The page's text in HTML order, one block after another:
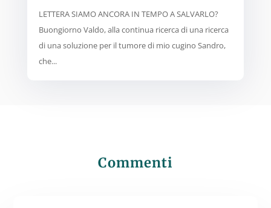
LETTERA SIAMO ANCORA IN TEMPO A SALVARLO?
Buongiorno Valdo, alla continua ricerca di una ricerca
di una soluzione per il tumore di mio cugino Sandro,
che...
Commenti